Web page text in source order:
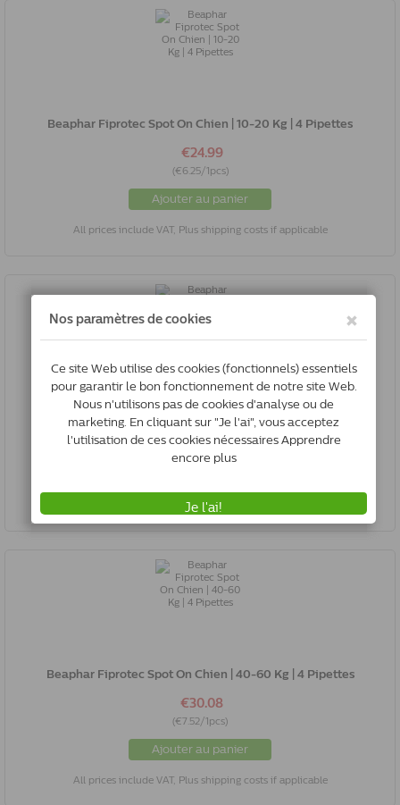
Beaphar Fiprotec Spot On Chien | 10-20 Kg | 4 Pipettes
€24.99
(€6.25/1pcs)
Ajouter au panier
All prices include VAT, Plus shipping costs if applicable
Beaphar Fiprotec Spot On Chien | 20-40 Kg | 4 Pipettes
€29.42
(€7.35/1pcs)
All prices include VAT, Plus shipping costs if applicable
Beaphar Fiprotec Spot On Chien | 40-60 Kg | 4 Pipettes
€30.08
(€7.52/1pcs)
Ajouter au panier
All prices include VAT, Plus shipping costs if applicable